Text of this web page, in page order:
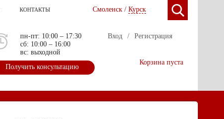
Получить консультацию
пн-пт: 10:00 – 17:30
сб: 10:00 – 16:00
вс: выходной
Смоленск / Курск
КОНТАКТЫ
Вход / Регистрация
Корзина пуста